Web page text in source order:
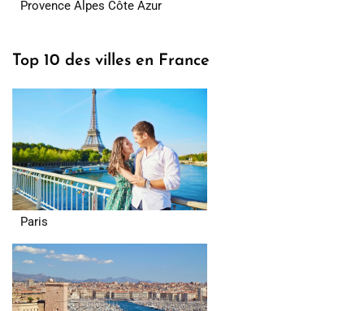
Provence Alpes Côte Azur
Top 10 des villes en France
Paris